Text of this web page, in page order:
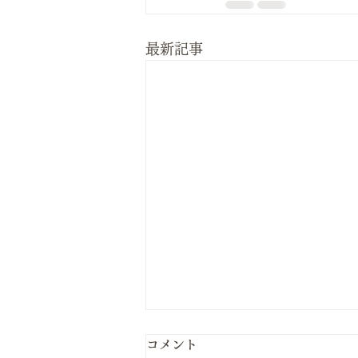
最新記事
コメント